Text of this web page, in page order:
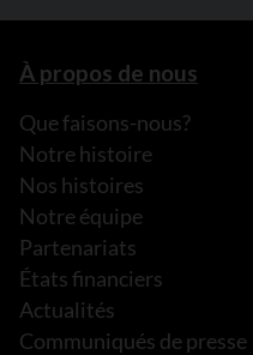
À propos de nous
Que faisons-nous?
Notre histoire
Nos histoires
Notre équipe
Partenariats
États financiers
Actualités
Communiqués de presse